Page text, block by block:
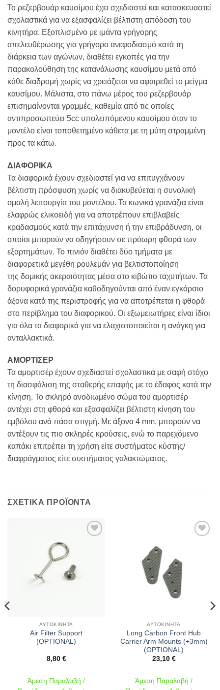
Το ρεζερβουάρ καυσίμου έχει σχεδιαστεί και κατασκευαστεί
σχολαστικά για να εξασφαλίζει βέλτιστη απόδοση του
κινητήρα. Εξοπλισμένο με ιμάντα γρήγορης
απελευθέρωσης για γρήγορο ανεφοδιασμό κατά τη
διάρκεια των αγώνων, διαθέτει εγκοπές για την
παρακολούθηση της κατανάλωσης καυσίμου μετά από
κάθε διαδρομή χωρίς να χρειάζεται να αφαιρεθεί το μείγμα
καυσίμου. Μάλιστα, στο πάνω μέρος του ρεζερβουάρ
επισημαίνονται γραμμές, καθεμία από τις οποίες
αντιπροσωπεύει 5cc υπολειπόμενου καυσίμου όταν το
μοντέλο είναι τοποθετημένο κάθετα με τη μύτη στραμμένη
προς τα κάτω.
ΔΙΑΦΟΡΙΚΑ
Τα διαφορικά έχουν σχεδιαστεί για να επιτυγχάνουν
βέλτιστη πρόσφυση χωρίς να διακυβεύεται η συνολική
ομαλή λειτουργία του μοντέλου. Τα κωνικά γρανάζια είναι
ελαφρώς ελικοειδή για να αποτρέπουν επιβλαβείς
κραδασμούς κατά την επιτάχυνση ή την επιβράδυνση, οι
οποίοι μπορούν να οδηγήσουν σε πρόωρη φθορά των
εξαρτημάτων. Το πινιόν διαθέτει δύο τμήματα με
διαφορετικά μεγέθη ρουλεμάν για βελτιστοποίηση
της δομικής ακεραιότητας μέσα στο κιβώτιο ταχυτήτων. Τα
δορυφορικά γρανάζια καθοδηγούνται από έναν εγκάρσιο
άξονα κατά της περιστροφής για να αποτρέπεται η φθορά
στο περίβλημα του διαφορικού. Οι εξωμειωτήρες είναι ίδιοι
για όλα τα διαφορικά για να ελαχιστοποιείται η ανάγκη για
ανταλλακτικά.
ΑΜΟΡΤΙΣΕΡ
Τα αμορτισέρ έχουν σχεδιαστεί σχολαστικά με σαφή στόχο
τη διασφάλιση της σταθερής επαφής με το έδαφος κατά την
κίνηση. Το σκληρό ανοδιωμένο σώμα του αμορτισέρ
αντέχει στη φθορά και εξασφαλίζει βέλτιστη κίνηση του
εμβόλου ανά πάσα στιγμή. Με άξονα 4 mm, μπορούν να
αντέξουν τις πιο σκληρές κρούσεις, ενώ το παρεχόμενο
καπάκι επιτρέπει τη χρήση είτε συστήματος κύστης/
διαφράγματος είτε συστήματος γαλακτώματος.
ΣΧΕΤΙΚΆ ΠΡΟΪΌΝΤΑ
ΑΥΤΟΚΊΝΗΤΑ
Air Filter Support
(OPTIONAL)
8,80 €
Άμεση Παραλαβή /
ΑΥΤΟΚΊΝΗΤΑ
Long Carbon Front Hub
Carrier Arm Mounts (+3mm)
(OPTIONAL)
23,10 €
Άμεση Παραλαβή /